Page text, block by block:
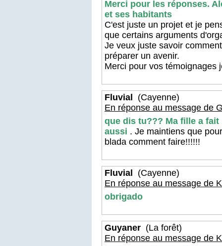
Merci pour les réponses.
et ses habitants
C'est juste un projet et je
que certains arguments
Je veux juste savoir
préparer un avenir.
Merci pour vos témoignages
Fluvial
(Cayenne)
En réponse au message de
que dis tu??? Ma fille a
aussi . Je maintiens que
blada comment faire!!!!!!
Fluvial
(Cayenne)
En réponse au message de
obrigado
Guyaner (La forêt)
En réponse au message de